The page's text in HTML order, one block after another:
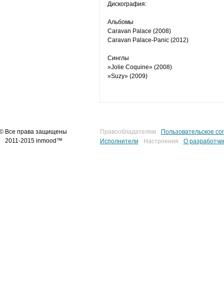
Дискография:
Альбомы
Caravan Palace (2008)
Caravan Palace-Panic (2012)
Синглы
»Jolie Coquine» (2008)
»Suzy» (2009)
Все права защищены
2011-2015 inmood™
Правообладателям
Пользовательское
Исполнители
Настроения О